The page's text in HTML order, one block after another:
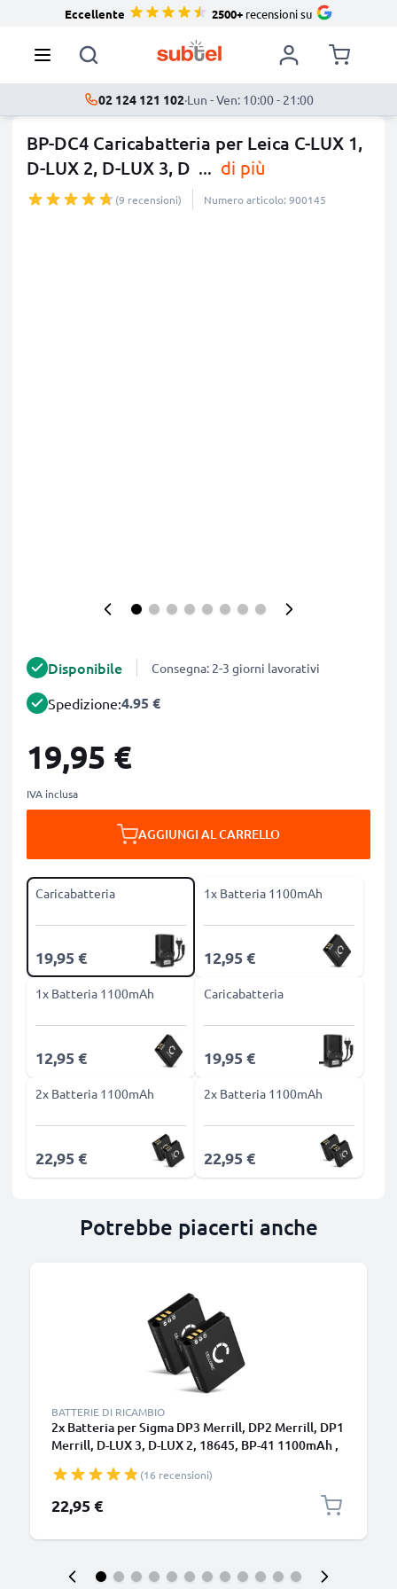
Eccellente 2500+recensioni su
02 124 121 102·Lun - Ven: 10:00 - 21:00
BP-DC4 Caricabatteria per Leica C-LUX 1,
D-LUX 2, D-LUX 3, D ... di più
(9 recensioni) Numero articolo: 900145
Disponibile Consegna: 2-3 giorni lavorativi
Spedizione:4.95 €
19,95 €
IVA inclusa
AGGIUNGI AL CARRELLO
Caricabatteria
19,95 €
1x Batteria 1100mAh
12,95 €
1x Batteria 1100mAh
12,95 €
Caricabatteria
19,95 €
2x Batteria 1100mAh
22,95 €
2x Batteria 1100mAh
22,95 €
Potrebbe piacerti anche
BATTERIE DI RICAMBIO
2x Batteria per Sigma DP3 Merrill, DP2 Merrill, DP1
Merrill, D-LUX 3, D-LUX 2, 18645, BP-41 1100mAh ,
macchine fotografiche e videocamere
(16 recensioni)
22,95 €